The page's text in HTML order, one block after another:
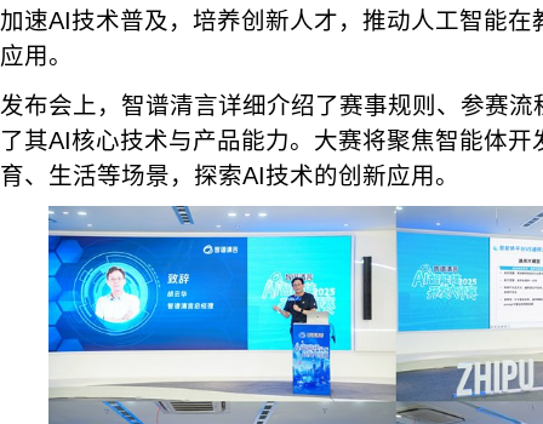
加速AI技术普及，培养创新人才，推动人工智能在
应用。
发布会上，智谱清言详细介绍了赛事规则、参赛
了其AI核心技术与产品能力。大赛将聚焦智能体开
育、生活等场景，探索AI技术的创新应用。